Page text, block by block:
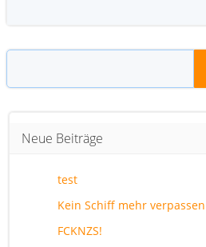
Suchen
Neue Beiträge
test
Kein Schiff mehr verpassen
FCKNZS!